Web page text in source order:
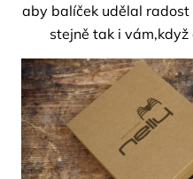
aby balíček udělal radost
stejně tak i